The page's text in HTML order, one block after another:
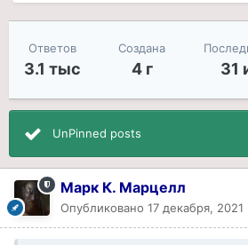
Ответов
3.1 тыс
Создана
4 г 31
UnPinned posts
Марк К. Марцелл
Опубликовано 17 декабря, 2021